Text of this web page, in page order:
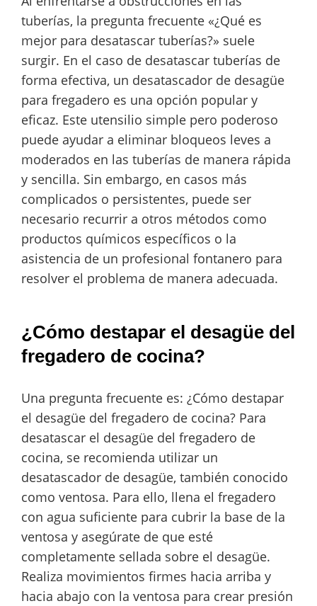
tuberías, la pregunta frecuente «¿Qué es
mejor para desatascar tuberías?» suele
surgir. En el caso de desatascar tuberías de
forma efectiva, un desatascador de desagüe
para fregadero es una opción popular y
eficaz. Este utensilio simple pero poderoso
puede ayudar a eliminar bloqueos leves a
moderados en las tuberías de manera rápida
y sencilla. Sin embargo, en casos más
complicados o persistentes, puede ser
necesario recurrir a otros métodos como
productos químicos específicos o la
asistencia de un profesional fontanero para
resolver el problema de manera adecuada.
¿Cómo destapar el desagüe del
fregadero de cocina?
Una pregunta frecuente es: ¿Cómo destapar
el desagüe del fregadero de cocina? Para
desatascar el desagüe del fregadero de
cocina, se recomienda utilizar un
desatascador de desagüe, también conocido
como ventosa. Para ello, llena el fregadero
con agua suficiente para cubrir la base de la
ventosa y asegúrate de que esté
completamente sellada sobre el desagüe.
Realiza movimientos firmes hacia arriba y
hacia abajo con la ventosa para crear presión